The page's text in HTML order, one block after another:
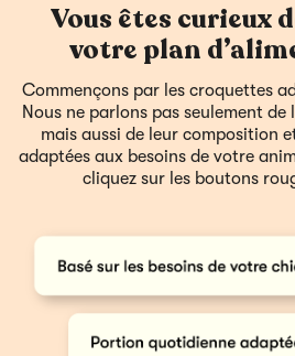
Vous êtes curieux
votre plan
Commençons par les croquettes
Nous ne parlons pas seulement
mais aussi de leur composition
adaptées aux besoins de votre
cliquez sur les boutons